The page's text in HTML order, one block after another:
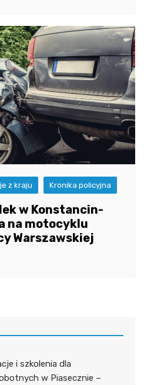
z kraju Kronika policyjna
w Konstancin-
na motocyklu
Warszawskiej
i szkolenia dla
w Piasecznie –